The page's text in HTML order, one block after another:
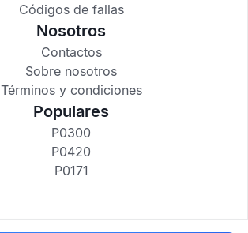
Códigos de fallas
Nosotros
Contactos
Sobre nosotros
Términos y condiciones
Populares
P0300
P0420
P0171